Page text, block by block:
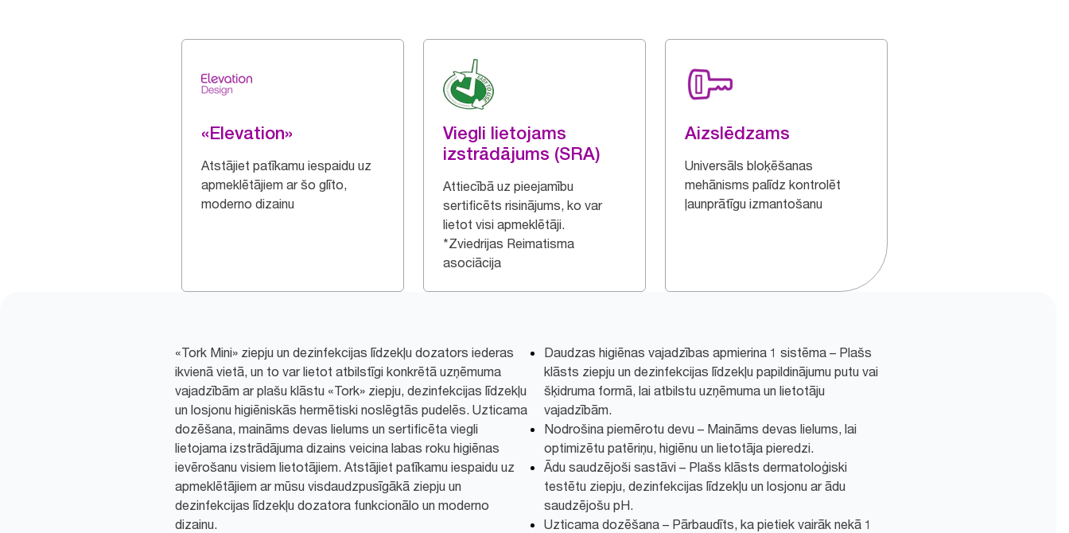
«Elevation»
Atstājiet patīkamu iespaidu uz
apmeklētājiem ar šo glīto,
moderno dizainu
Viegli lietojams
izstrādājums (SRA)
Attiecībā uz pieejamību
sertificēts risinājums, ko var
lietot visi apmeklētāji.
*Zviedrijas Reimatisma
asociācija
Aizslēdzams
Universāls bloķēšanas
mehānisms palīdz kontrolēt
ļaunprātīgu izmantošanu
«Tork Mini» ziepju un dezinfekcijas līdzekļu dozators iederas
ikvienā vietā, un to var lietot atbilstīgi konkrētā uzņēmuma
vajadzībām ar plašu klāstu «Tork» ziepju, dezinfekcijas līdzekļu
un losjonu higiēniskās hermētiski noslēgtās pudelēs. Uzticama
dozēšana, maināms devas lielums un sertificēta viegli
lietojama izstrādājuma dizains veicina labas roku higiēnas
ievērošanu visiem lietotājiem. Atstājiet patīkamu iespaidu uz
apmeklētājiem ar mūsu visdaudzpusīgākā ziepju un
dezinfekcijas līdzekļu dozatora funkcionālo un moderno
dizainu.
Daudzas higiēnas vajadzības apmierina 1 sistēma – Plašs
klāsts ziepju un dezinfekcijas līdzekļu papildinājumu putu vai
šķidruma formā, lai atbilstu uzņēmuma un lietotāju
vajadzībām.
Nodrošina piemērotu devu – Maināms devas lielums, lai
optimizētu patēriņu, higiēnu un lietotāja pieredzi.
Ādu saudzējoši sastāvi – Plašs klāsts dermatoloģiski
testētu ziepju, dezinfekcijas līdzekļu un losjonu ar ādu
saudzējošu pH.
Uzticama dozēšana – Pārbaudīts, ka pietiek vairāk nekā 1